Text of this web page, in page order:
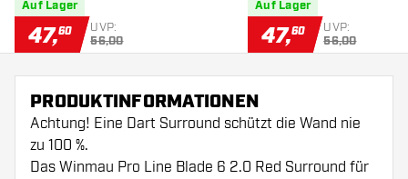
Auf Lager
47,60 UVP:
56,00
Auf Lager
47,60 UVP:
56,00
PRODUKTINFORMATIONEN
Achtung! Eine Dart Surround schützt die Wand nie
zu 100 %.
Das Winmau Pro Line Blade 6 2.0 Red Surround für